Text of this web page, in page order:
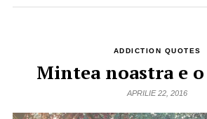
ADDICTION QUOTES
Mintea noastra e
APRILIE 22, 2016